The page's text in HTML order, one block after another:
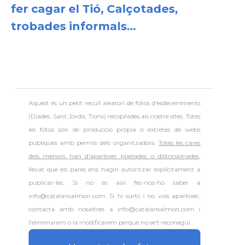
fer cagar el Tió, Calçotades,
trobades informals...
Aquest és un petit recull aleatori defotos d'esdeveniments
(Diades, Sant Jordis, Tions) recopilades als nostre sites. Totes
les fotos són de producció pròpia o extretes de webs
públiques amb permís dels organitzadors.Totes les cares
dels menors han d'aparèixer pixelades o distorsionades,
llevat que els pares ens hagin autoritzar explícitament a
publicar-les. Si no és així fes-nos-ho saber a
info@catalansalmon.com. Si hi surts i no vols aparèixer,
contacta amb nosaltres a info@catalansalmon.com i
l'eliminarem o la modificarem perquè no se't reconegui.